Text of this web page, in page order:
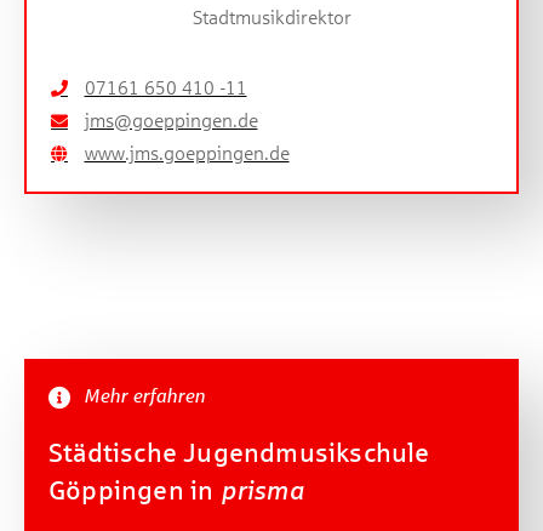
Stadtmusikdirektor
07161 650 410 -11
jms@goeppingen.de
www.jms.goeppingen.de
Mehr erfahren
Städtische Jugendmusikschule
Göppingen in prisma